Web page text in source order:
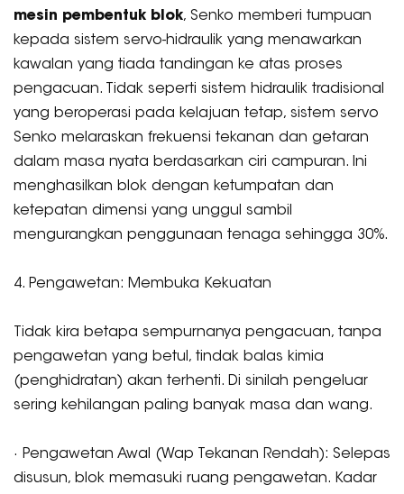
mesin pembentuk blok, Senko memberi tumpuan
kepada sistem servo-hidraulik yang menawarkan
kawalan yang tiada tandingan ke atas proses
pengacuan. Tidak seperti sistem hidraulik tradisional
yang beroperasi pada kelajuan tetap, sistem servo
Senko melaraskan frekuensi tekanan dan getaran
dalam masa nyata berdasarkan ciri campuran. Ini
menghasilkan blok dengan ketumpatan dan
ketepatan dimensi yang unggul sambil
mengurangkan penggunaan tenaga sehingga 30%.
4. Pengawetan: Membuka Kekuatan
Tidak kira betapa sempurnanya pengacuan, tanpa
pengawetan yang betul, tindak balas kimia
(penghidratan) akan terhenti. Di sinilah pengeluar
sering kehilangan paling banyak masa dan wang.
· Pengawetan Awal (Wap Tekanan Rendah): Selepas
disusun, blok memasuki ruang pengawetan. Kadar